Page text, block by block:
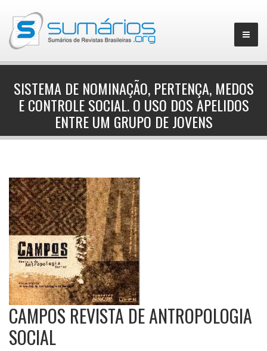
▼
SISTEMA DE NOMINAÇÃO, PERTENÇA, MEDOS
E CONTROLE SOCIAL. O USO DOS APELIDOS
ENTRE UM GRUPO DE JOVENS
CAMPOS REVISTA DE ANTROPOLOGIA
SOCIAL